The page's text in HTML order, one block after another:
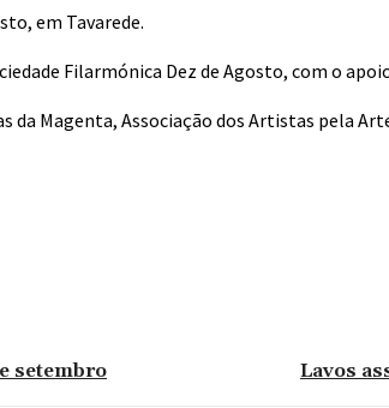
em Tavarede.
Filarmónica Dez de Agosto, com o
Magenta, Associação dos Artistas pela
setembro
Lavos